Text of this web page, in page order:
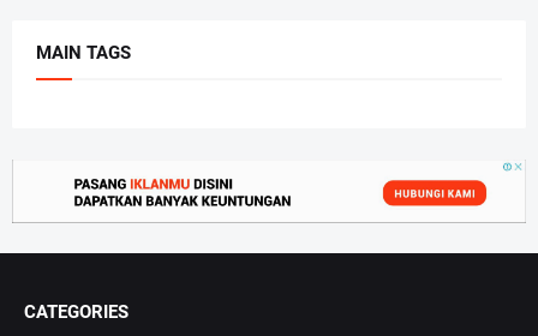
MAIN TAGS
CATEGORIES